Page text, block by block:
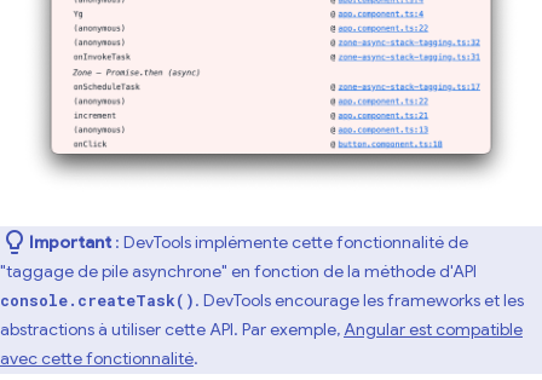
Important : DevTools implémente cette fonctionnalité de
"taggage de pile asynchrone" en fonction de la méthode d'API
console.createTask(). DevTools encourage les frameworks et les
abstractions à utiliser cette API. Par exemple,Angular est compatible
avec cette fonctionnalité.